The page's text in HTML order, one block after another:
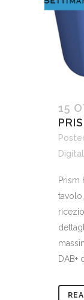
15
Prism
DAB+